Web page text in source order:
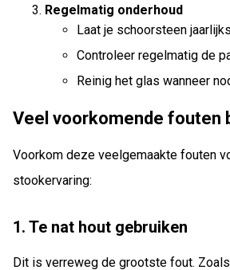
Regelmatig onderhoud
Laat je schoorsteen
Controleer regelmatig de
Reinig het glas wanneer
Veel voorkomende fouten
Voorkom deze veelgemaakte fouten
stookervaring:
1. Te nat hout gebruiken
Dit is verreweg de grootste fout.